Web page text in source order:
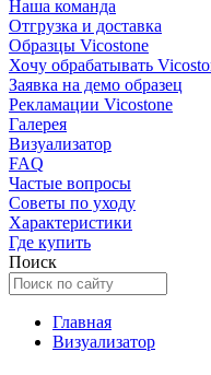
Наша команда
Отгрузка и доставка
Образцы Vicostone
Хочу обрабатывать
Заявка на демо образец
Рекламации Vicostone
Галерея
Визуализатор
FAQ
Частые вопросы
Советы по уходу
Характеристики
Где купить
Поиск
Главная
Визуализатор